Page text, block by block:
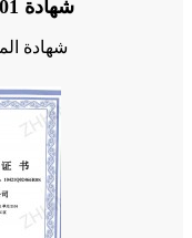
شهادة ISO 9001 (باللغة الصينية)
شهادة